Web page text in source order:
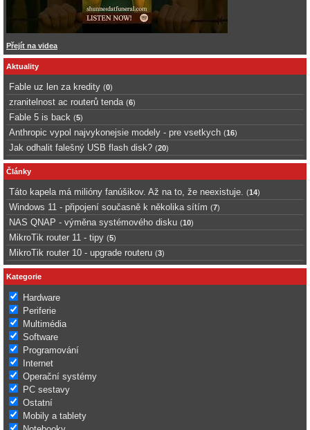
Přejít na videa
Aktuality
Fable uz len za kredity (0)
zranitelnost ac routerů tenda (6)
Fable 5 is back (5)
Anthropic vypol najvykonejsie modely - pre vsetkych (16)
Jak odhalit falešný USB flash disk? (20)
Články
Táto kapela má milióny fanúšikov. Až na to, že neexistuje. (14)
Windows 11 - připojení současně k několika sítím (7)
NAS QNAP - výměna systémového disku (10)
MikroTik router 11 - tipy (5)
MikroTik router 10 - upgrade routeru (3)
Kategorie
Hardware
Periferie
Multimédia
Software
Programování
Internet
Operační systémy
PC sestavy
Ostatní
Mobily a tablety